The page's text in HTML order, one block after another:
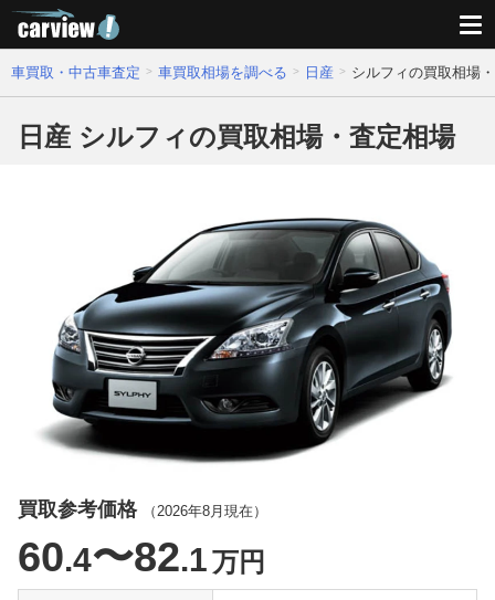
車買取・中古車査定 車買取相場を調べる 日産 シルフィの買取相場
日産 シルフィの買取相場・査定相場
買取参考価格 （ 2026年8月 現在）
60.4〜82.1万円